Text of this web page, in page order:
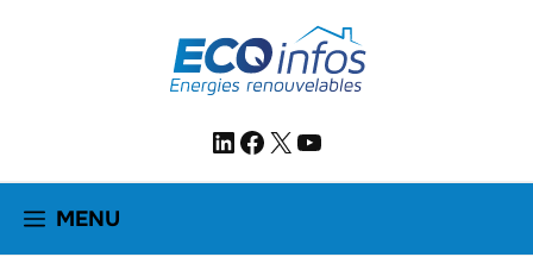
LinkedIn
Facebook
X YouTube
MENU